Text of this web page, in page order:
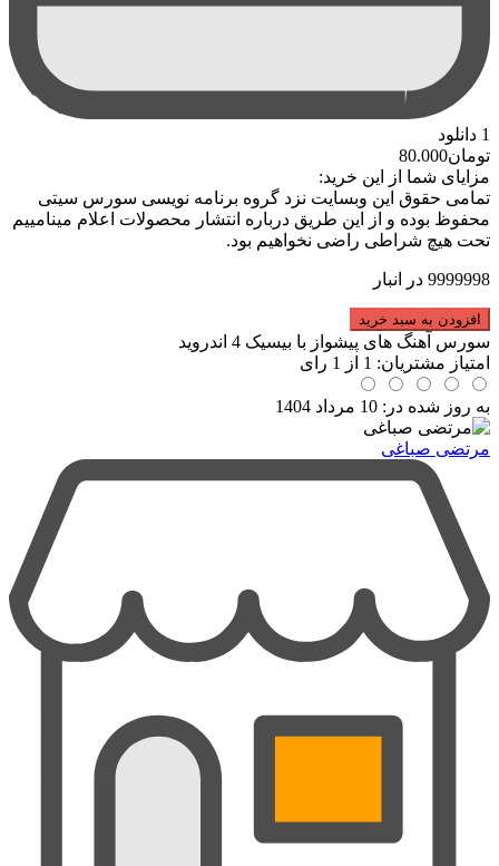
1 دانلود
تومان80.000
مزایای شما از این خرید:
تمامی حقوق این وبسایت نزد گروه برنامه نویسی سورس سیتی
محفوظ بوده و از این طریق درباره انتشار محصولات اعلام مینامییم
تحت هیچ شراطی راضی نخواهیم بود.
9999998 در انبار
افزودن به سبد خرید
سورس آهنگ های پیشواز با بیسیک 4 اندروید
امتیاز مشتریان: 1 از 1 رای
به روز شده در: 10 مرداد 1404
مرتضی صباغی